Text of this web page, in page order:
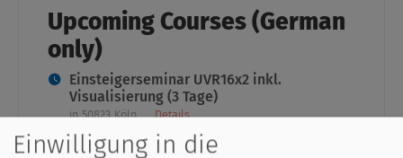
Upcoming Courses (German
only)
Einsteigerseminar UVR16x2 inkl.
Visualisierung (3 Tage)
in 50823 Köln Details
Einsteigerseminar UVR16x2 inkl.
Visualisierung (3 Tage)
Einwilligung in die